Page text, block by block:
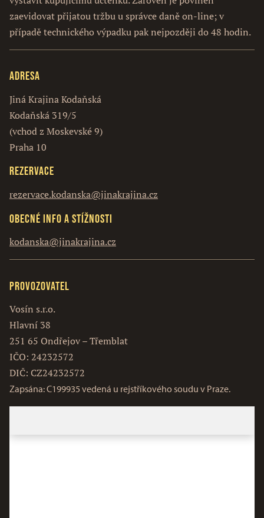
zaevidovat přijatou tržbu u správce daně on-line; v
případě technického výpadku pak nejpozději do 48 hodin.
Adresa
Jiná Krajina Kodaňská
Kodaňská 319/5
(vchod z Moskevské 9)
Praha 10
Rezervace
rezervace.kodanska@jinakrajina.cz
Obecné info a stížnosti
kodanska@jinakrajina.cz
Provozovatel
Vosín s.r.o.
Hlavní 38
251 65 Ondřejov – Třemblat
IČO: 24232572
DIČ: CZ24232572
Zapsána: C199935 vedená u rejstříkového soudu v Praze.